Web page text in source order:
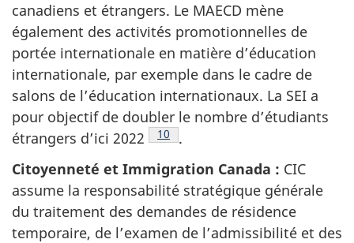
canadiens et étrangers. Le MAECD mène
également des activités promotionnelles de
portée internationale en matière d’éducation
internationale, par exemple dans le cadre de
salons de l’éducation internationaux. La SEI a
pour objectif de doubler le nombre d’étudiants
étrangers d’ici 2022
Note de bas de page
10
.
Citoyenneté et Immigration Canada : CIC
assume la responsabilité stratégique générale
du traitement des demandes de résidence
temporaire, de l’examen de l’admissibilité et des